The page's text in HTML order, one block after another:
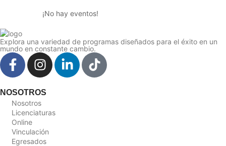
¡No hay eventos!
Explora una variedad de programas diseñados para el éxito en un
mundo en constante cambio.
NOSOTROS
Nosotros
Licenciaturas
Online
Vinculación
Egresados